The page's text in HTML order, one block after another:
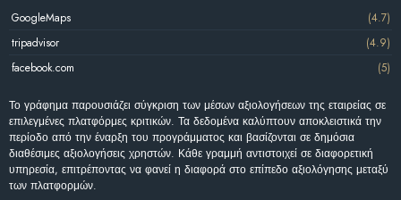
GoogleMaps
(4.7)
tripadvisor
(4.9)
facebook.com
(5)
Το γράφημα παρουσιάζει σύγκριση των μέσων αξιολογήσεων της εταιρείας σε
επιλεγμένες πλατφόρμες κριτικών. Τα δεδομένα καλύπτουν αποκλειστικά την
περίοδο από την έναρξη του προγράμματος και βασίζονται σε δημόσια
διαθέσιμες αξιολογήσεις χρηστών. Κάθε γραμμή αντιστοιχεί σε διαφορετική
υπηρεσία, επιτρέποντας να φανεί η διαφορά στο επίπεδο αξιολόγησης μεταξύ
των πλατφορμών.